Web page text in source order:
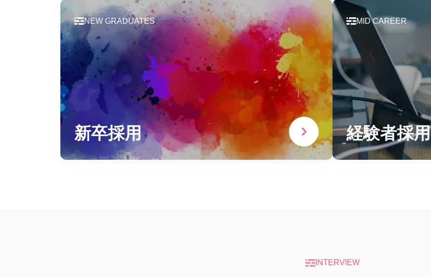
NEW GRADUATES
新卒採用
MID CAREER
経験者採用
INTERVIEW